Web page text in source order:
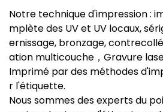
Notre technique d'impression :
mplète des UV et UV locaux,
ernissage, bronzage,
ation multicouche，Gravure
Imprimé par des méthodes
r l'étiquette.
Nous sommes des experts du